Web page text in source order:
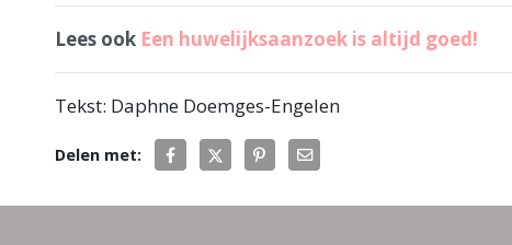
Lees ook Een huwelijksaanzoek is altijd goed!
Tekst: Daphne Doemges-Engelen
Delen met: